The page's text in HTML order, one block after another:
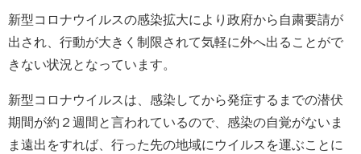
新型コロナウイルスの感染拡大により政府から自粛要請が
出され、行動が大きく制限されて気軽に外へ出ることがで
きない状況となっています。
新型コロナウイルスは、感染してから発症するまでの潜伏
期間が約２週間と言われているので、感染の自覚がないま
ま遠出をすれば、行った先の地域にウイルスを運ぶことに